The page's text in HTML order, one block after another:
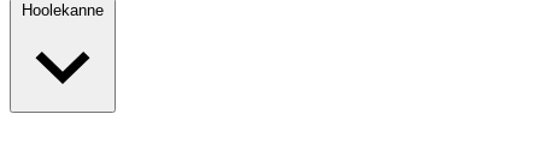
Hoolekanne